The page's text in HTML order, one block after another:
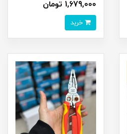
1,679,000 تومان